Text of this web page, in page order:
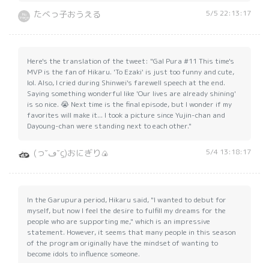
たべっ子おうえる 5/5 22:13:17
Here's the translation of the tweet: "Gal Pura #11 This time's
MVP is the fan of Hikaru. 'To Ezaki' is just too funny and cute,
lol. Also, I cried during Shinwei's farewell speech at the end.
Saying something wonderful like 'Our lives are already shining'
is so nice. 😭 Next time is the final episode, but I wonder if my
favorites will make it... I took a picture since Yujin-chan and
Dayoung-chan were standing next to each other."
(っ˘ڡ˘ς)おにぎり🍙 5/4 13:18:17
In the Garupura period, Hikaru said, "I wanted to debut for
myself, but now I feel the desire to fulfill my dreams for the
people who are supporting me," which is an impressive
statement. However, it seems that many people in this season
of the program originally have the mindset of wanting to
become idols to influence someone.